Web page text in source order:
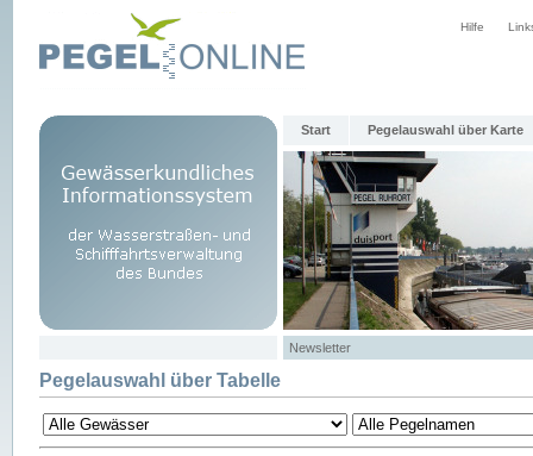
Hilfe
Start Pegelauswahl über Karte
Newsletter
Pegelauswahl über Tabelle